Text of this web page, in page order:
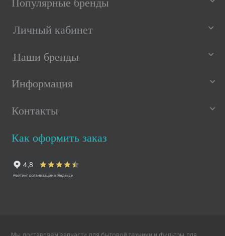
Популярные бренды
Личный кабинет
Наши бренды
Информация
Контакты
Как оформить заказ